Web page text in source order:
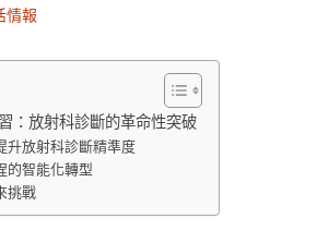
情報
：放射科診斷的革命性突破
升放射科診斷精準度
的智能化轉型
挑戰